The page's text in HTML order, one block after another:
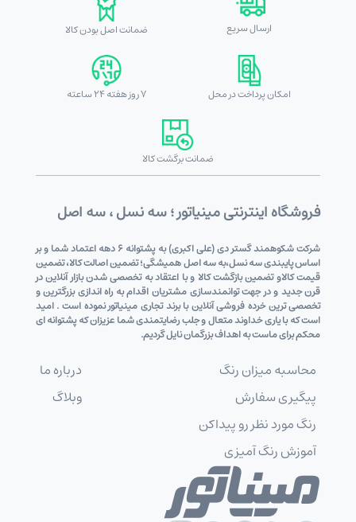
ارسال سریع ضمانت اصل بودن کالا
امکان پرداخت در محل 7 روز هفته 24 ساعته
ضمانت برگشت کالا
فروشگاه اینترنتی مینیاتور ؛ سه نسل ، سه اصل
شرکت شکوهمند گستر دی (علی اکبری) به پشتوانه 6 دهه اعتماد شما و بر
اساس پایبندی سه نسل،به سه اصل همیشگی؛ تضمین اصالت کالا، تضمین
قیمت کالاو تضمین بازگشت کالا و با اعتقاد به تخصصی شدن بازار آنلاین در
قرن جدید و در جهت توانمندسازی مشتریان اقدام به راه اندازی بزرگترین و
تخصصی ترین خرده فروشی آنلاین با برند تجاری مینیاتور نموده است . امید
است که با یاری خداوند متعال و جلب رضایتمندی شما عزیزان که پشتوانه ای
محکم برای ماست به اهداف بزرگمان نایل گردیم.
محاسبه میزان رنگ
پیگیری سفارش
رنگ مورد نظر رو پیداکن
آموزش رنگ آمیزی
درباره ما
وبلاگ